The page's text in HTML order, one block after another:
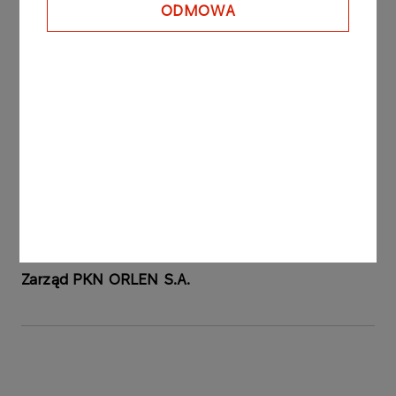
ODMOWA
listopada 2006 roku.
Zarząd PKN ORLEN S.A.